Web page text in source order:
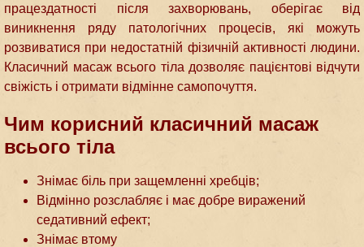
працездатності після захворювань, оберігає від
виникнення ряду патологічних процесів, які можуть
розвиватися при недостатній фізичній активності людини.
Класичний масаж всього тіла дозволяє пацієнтові відчути
свіжість і отримати відмінне самопочуття.
Чим корисний класичний масаж
всього тіла
Знімає біль при защемленні хребців;
Відмінно розслабляє і має добре виражений
седативний ефект;
Знімає втому